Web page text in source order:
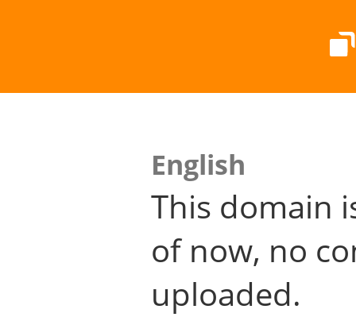
English
This domain
of now, no
uploaded.